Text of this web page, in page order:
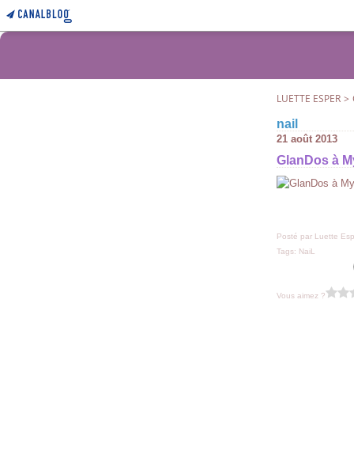
LUETTE ESPER >
nail
21 août 2013
GlanDos à
Posté par Luette
Tags: NaiL
Vous aimez ?